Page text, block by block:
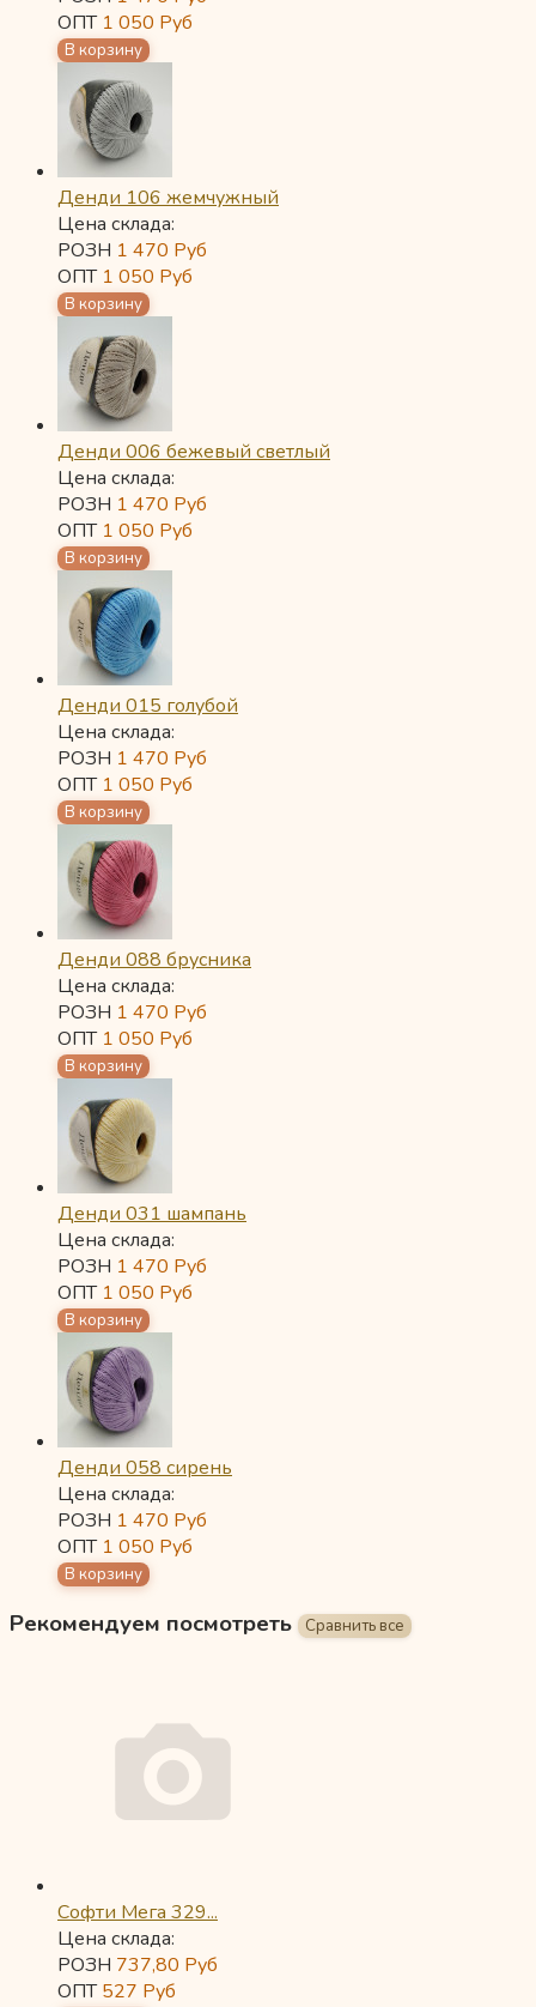
ОПТ 1 050 Руб
Денди 106 жемчужный
Цена склада:
РОЗН 1 470 Руб
ОПТ 1 050 Руб
Денди 006 бежевый светлый
Цена склада:
РОЗН 1 470 Руб
ОПТ 1 050 Руб
Денди 015 голубой
Цена склада:
РОЗН 1 470 Руб
ОПТ 1 050 Руб
Денди 088 брусника
Цена склада:
РОЗН 1 470 Руб
ОПТ 1 050 Руб
Денди 031 шампань
Цена склада:
РОЗН 1 470 Руб
ОПТ 1 050 Руб
Денди 058 сирень
Цена склада:
РОЗН 1 470 Руб
ОПТ 1 050 Руб
Рекомендуем посмотреть
Софти Мега 329...
Цена склада:
РОЗН 737,80 Руб
ОПТ527 Руб